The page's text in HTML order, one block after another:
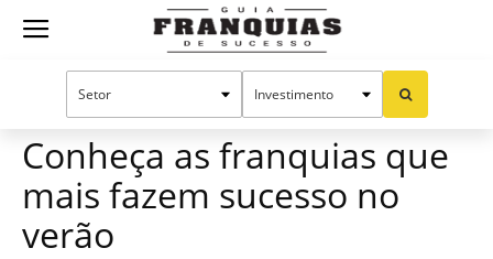
Guia
Oportunidades e tendências Publieditorial
Conheça as franquias que
mais fazem sucesso no
verão